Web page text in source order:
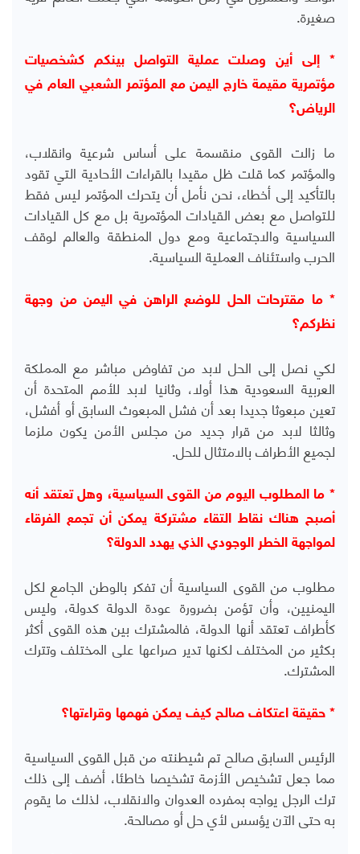
صغيرة.
* إلى أين وصلت عملية التواصل بينكم كشخصيات
مؤتمرية مقيمة خارج اليمن مع المؤتمر الشعبي العام في
الرياض؟
ما زالت القوى منقسمة على أساس شرعية وانقلاب،
والمؤتمر كما قلت ظل مقيدا بالقراءات الأحادية التي تقود
بالتأكيد إلى أخطاء، نحن نأمل أن يتحرك المؤتمر ليس فقط
للتواصل مع بعض القيادات المؤتمرية بل مع كل القيادات
السياسية والاجتماعية ومع دول المنطقة والعالم لوقف
الحرب واستئناف العملية السياسية.
* ما مقترحات الحل للوضع الراهن في اليمن من وجهة
نظركم؟
لكي نصل إلى الحل لابد من تفاوض مباشر مع المملكة
العربية السعودية هذا أولا، وثانيا لابد للأمم المتحدة أن
تعين مبعوثا جديدا بعد أن فشل المبعوث السابق أو أفشل،
وثالثا لابد من قرار جديد من مجلس الأمن يكون ملزما
لجميع الأطراف بالامتثال للحل.
* ما المطلوب اليوم من القوى السياسية، وهل تعتقد أنه
أصبح هناك نقاط التقاء مشتركة يمكن أن تجمع الفرقاء
لمواجهة الخطر الوجودي الذي يهدد الدولة؟
مطلوب من القوى السياسية أن تفكر بالوطن الجامع لكل
اليمنيين، وأن تؤمن بضرورة عودة الدولة كدولة، وليس
كأطراف تعتقد أنها الدولة، فالمشترك بين هذه القوى أكثر
بكثير من المختلف لكنها تدير صراعها على المختلف وتترك
المشترك.
* حقيقة اعتكاف صالح كيف يمكن فهمها وقراءتها؟
الرئيس السابق صالح تم شيطنته من قبل القوى السياسية
مما جعل تشخيص الأزمة تشخيصا خاطئا، أضف إلى ذلك
ترك الرجل يواجه بمفرده العدوان والانقلاب، لذلك ما يقوم
به حتى الآن يؤسس لأي حل أو مصالحة.